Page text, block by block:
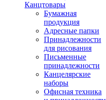
Канцтовары
Бумажная
продукция
Адресные папки
Принадлежности
для рисования
Письменные
принадлежности
Канцелярские
наборы
Офисная техника